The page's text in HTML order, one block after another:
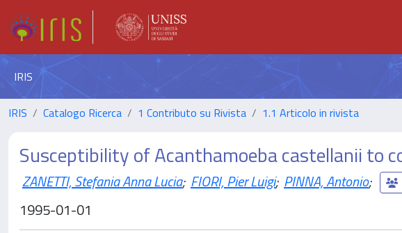
IRIS
IRIS Catalogo Ricerca 1 Contributo su Rivista 1.1 Articolo in rivista
Susceptibility of Acanthamoeba castellanii to
ZANETTI, Stefania Anna Lucia; FIORI, Pier Luigi; PINNA, Antonio;
1995-01-01